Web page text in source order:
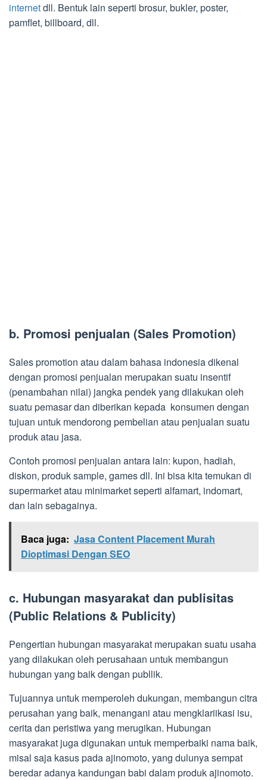
internetdll. Bentuk lain seperti brosur, bukler, poster,
pamflet, billboard, dll.
b. Promosi penjualan (Sales Promotion)
Sales promotion atau dalam bahasa indonesia dikenal
dengan promosi penjualan merupakan suatu insentif
(penambahan nilai) jangka pendek yang dilakukan oleh
suatu pemasar dan diberikan kepada konsumen dengan
tujuan untuk mendorong pembelian atau penjualan suatu
produk atau jasa.
Contoh promosi penjualan antara lain: kupon, hadiah,
diskon, produk sample, games dll. Ini bisa kita temukan di
supermarket atau minimarket seperti alfamart, indomart,
dan lain sebagainya.
Baca juga: Jasa Content Placement Murah
Dioptimasi Dengan SEO
c. Hubungan masyarakat dan publisitas
(Public Relations & Publicity)
Pengertian hubungan masyarakat merupakan suatu usaha
yang dilakukan oleh perusahaan untuk membangun
hubungan yang baik dengan publlik.
Tujuannya untuk memperoleh dukungan, membangun citra
perusahan yang baik, menangani atau mengklariikasi isu,
cerita dan peristiwa yang merugikan. Hubungan
masyarakat juga digunakan untuk memperbaiki nama baik,
misal saja kasus pada ajinomoto, yang dulunya sempat
beredar adanya kandungan babi dalam produk ajinomoto.